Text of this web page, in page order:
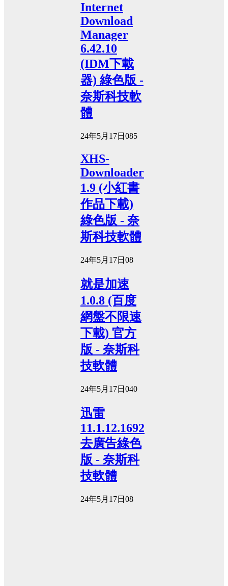
Internet
Download
Manager
6.42.10
(IDM下載
器) 綠色版 -
奈斯科技軟
體
24年5月17日 085
XHS-
Downloader
1.9 (小紅書
作品下載)
綠色版 - 奈
斯科技軟體
24年5月17日 08
就是加速
1.0.8 (百度
網盤不限速
下載) 官方
版 - 奈斯科
技軟體
24年5月17日 040
迅雷
11.1.12.1692
去廣告綠色
版 - 奈斯科
技軟體
24年5月17日 08